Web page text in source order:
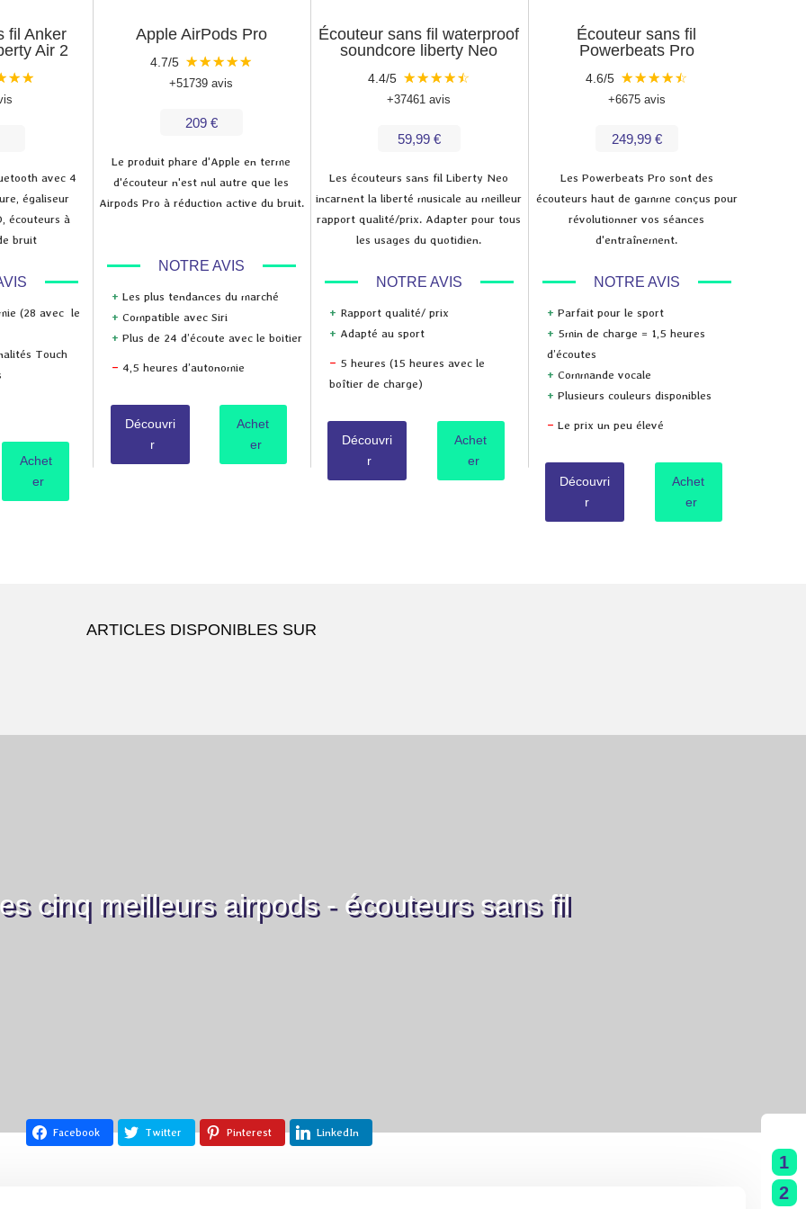
fil Anker
Air 2
★★
avec 4
égaliseur
écouteurs à
bruit
(28 avec le
Touch
Achet
er
Apple AirPods Pro
4.7/5 ★★★★★
+51739 avis
209 €
Le produit phare d'Apple en terme
d'écouteur n'est nul autre que les
Airpods Pro à réduction active du bruit.
NOTRE AVIS
+ Les plus tendances du marché
+ Compatible avec Siri
+ Plus de 24 d’écoute avec le boitier
– 4,5 heures d’autonomie
Découvri
r
Achet
er
Écouteur sans fil waterproof
soundcore liberty Neo
4.4/5 ★★★★☆
+37461 avis
59,99 €
Les écouteurs sans fil Liberty Neo
incarnent la liberté musicale au meilleur
rapport qualité/prix. Adapter pour tous
les usages du quotidien.
NOTRE AVIS
+ Rapport qualité/ prix
+ Adapté au sport
– 5 heures (15 heures avec le
boîtier de charge)
Découvri
r
Achet
er
Écouteur sans fil
Powerbeats Pro
4.6/5 ★★★★☆
+6675 avis
249,99 €
Les Powerbeats Pro sont des
écouteurs haut de gamme conçus pour
révolutionner vos séances
d'entraînement.
NOTRE AVIS
+ Parfait pour le sport
+ 5min de charge = 1,5 heures
d’écoutes
+ Commande vocale
+ Plusieurs couleurs disponibles
– Le prix un peu élevé
Découvri
r
Achet
er
ARTICLES DISPONIBLES SUR
cinq meilleurs airpods - écouteurs sans fil
Facebook Twitter Pinterest LinkedIn
1
2